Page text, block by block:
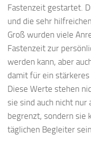
Fastenzeit gestartet.
und die sehr
Groß wurden viele
Fastenzeit zur
werden kann, aber
damit für ein
Diese Werte stehen
sie sind auch nicht
begrenzt, sondern sie
täglichen Begleiter